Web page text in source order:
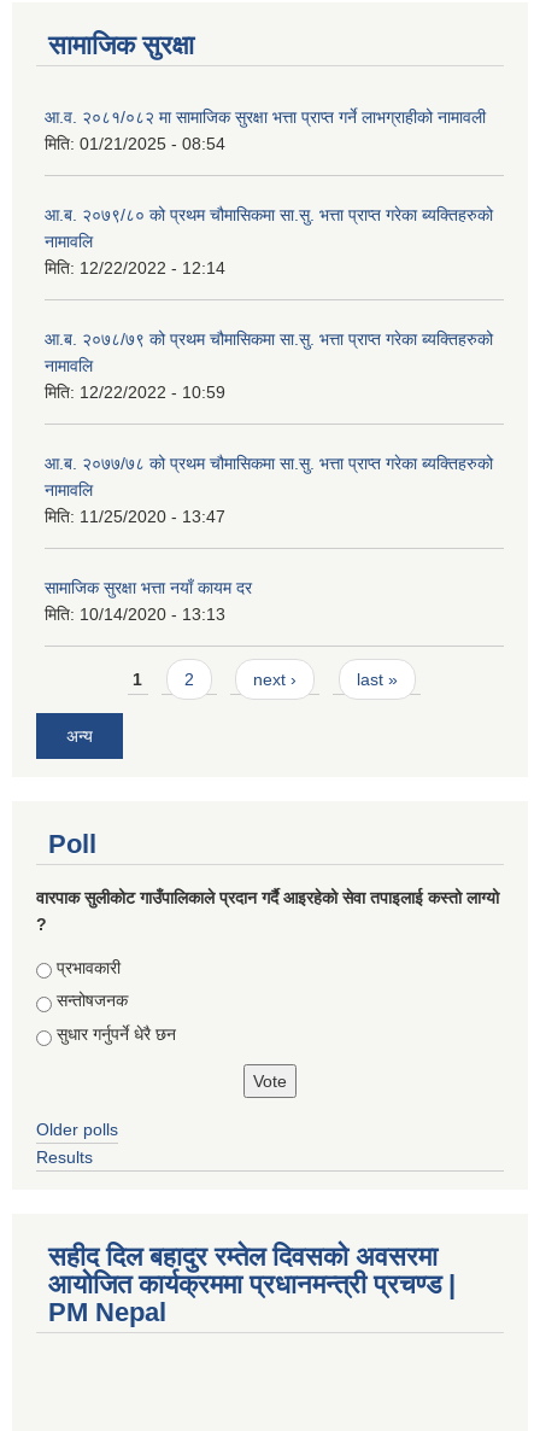
सामाजिक सुरक्षा
आ.व. २०८१/०८२ मा सामाजिक सुरक्षा भत्ता प्राप्त गर्ने लाभग्राहीको नामावली
मिति: 01/21/2025 - 08:54
आ.ब. २०७९/८० को प्रथम चौमासिकमा सा.सु. भत्ता प्राप्त गरेका ब्यक्तिहरुको
नामावलि
मिति: 12/22/2022 - 12:14
आ.ब. २०७८/७९ को प्रथम चौमासिकमा सा.सु. भत्ता प्राप्त गरेका ब्यक्तिहरुको
नामावलि
मिति: 12/22/2022 - 10:59
आ.ब. २०७७/७८ को प्रथम चौमासिकमा सा.सु. भत्ता प्राप्त गरेका ब्यक्तिहरुको
नामावलि
मिति: 11/25/2020 - 13:47
सामाजिक सुरक्षा भत्ता नयाँ कायम दर
मिति: 10/14/2020 - 13:13
Pages1 2 next › last »
अन्य
Poll
वारपाक सुलीकोट गाउँपालिकाले प्रदान गर्दै आइरहेको सेवा तपाइलाई कस्तो लाग्यो
?
Choices
प्रभावकारी
सन्तोषजनक
सुधार गर्नुपर्ने धेरै छन
Older polls
Results
सहीद दिल बहादुर रम्तेल दिवसको अवसरमा
आयोजित कार्यक्रममा प्रधानमन्त्री प्रचण्ड |
PM Nepal